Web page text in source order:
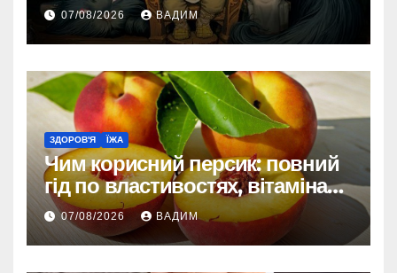
зовнішності
07/08/2026 ВАДИМ
ЗДОРОВ'Я ЇЖА
Чим корисний персик: повний
гід по властивостях, вітамінах і
впливі на організм
07/08/2026 ВАДИМ